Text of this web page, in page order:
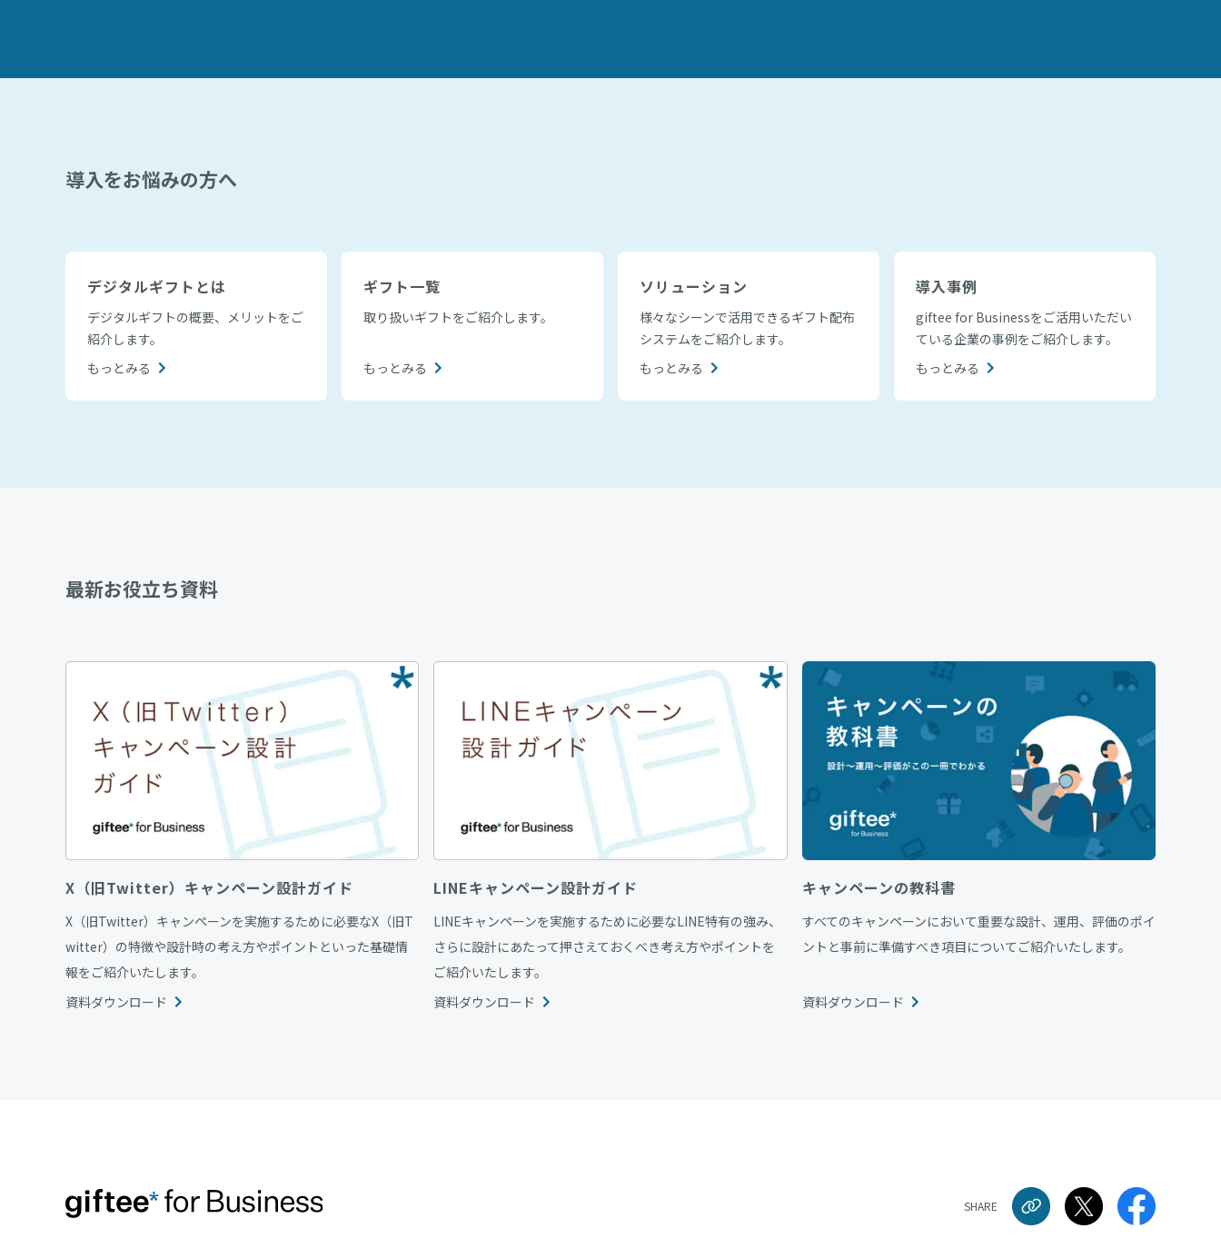
導入をお悩みの方へ
デジタルギフトとは
デジタルギフトの概要、メリットをご
紹介します。
もっとみる
ギフト一覧
取り扱いギフトをご紹介します。
もっとみる
ソリューション
様々なシーンで活用できるギフト配布
システムをご紹介します。
もっとみる
導入事例
giftee for Businessをご活用いただい
ている企業の事例をご紹介します。
もっとみる
最新お役立ち資料
X（旧Twitter）キャンペーン設計ガイド
X（旧Twitter）キャンペーンを実施するために必要なX（旧T
witter）の特徴や設計時の考え方やポイントといった基礎情
報をご紹介いたします。
資料ダウンロード
LINEキャンペーン設計ガイド
LINEキャンペーンを実施するために必要なLINE特有の強み、
さらに設計にあたって押さえておくべき考え方やポイントを
ご紹介いたします。
資料ダウンロード
キャンペーンの教科書
すべてのキャンペーンにおいて重要な設計、運用、評価のポイ
ントと事前に準備すべき項目についてご紹介いたします。
資料ダウンロード
SHARE